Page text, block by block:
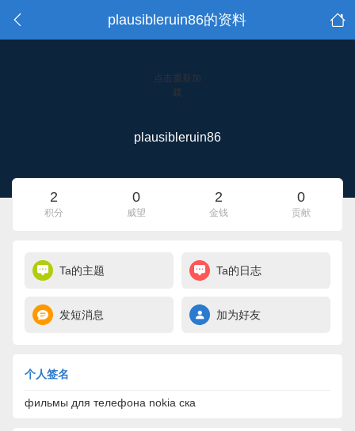
plausibleruin86的资料
点击重新加
载
plausibleruin86
2
积分
0
威望
2
金钱
0
贡献
Ta的主题 Ta的日志
发短消息 加为好友
个人签名
фильмы для телефона nokia ска